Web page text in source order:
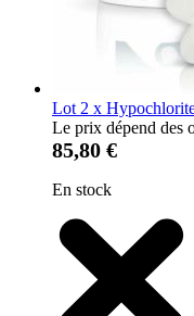
Lot 2 x
Le prix dépend des
85,80 €
En stock